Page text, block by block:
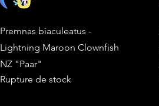
Premnas biaculeatus -
Lightning Maroon Clownfish
NZ "Paar"
Rupture de stock